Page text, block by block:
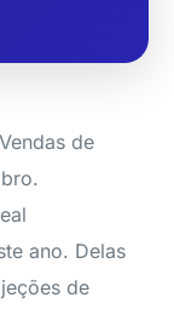
de
ano. Delas
de